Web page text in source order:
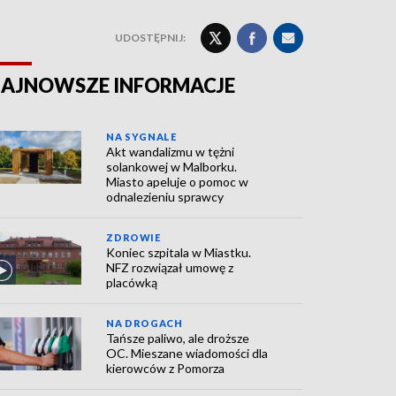
UDOSTĘPNIJ:
INFORMACJE
NA SYGNALE
Akt wandalizmu w tężni
solankowej w Malborku.
Miasto apeluje o pomoc w
odnalezieniu sprawcy
ZDROWIE
Koniec szpitala w Miastku.
NFZ rozwiązał umowę z
placówką
NA DROGACH
Tańsze paliwo, ale droższe
OC. Mieszane wiadomości dla
kierowców z Pomorza